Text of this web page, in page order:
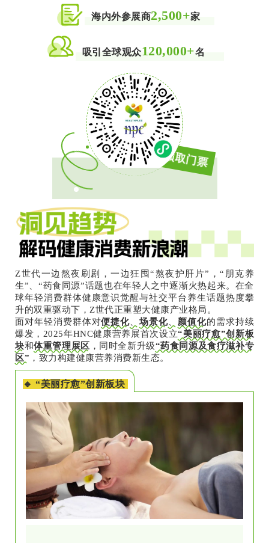
海内外参展商2,500+家
吸引全球观众120,000+名
免费领取门票
Z世代一边熬夜刷剧，一边狂囤“熬夜护肝片”，“朋克养
生”、“药食同源”话题也在年轻人之中逐渐火热起来。在全
球年轻消费群体健康意识觉醒与社交平台养生话题热度攀
升的双重驱动下，Z世代正重塑大健康产业格局。
面对年轻消费群体对便捷化 、场景化 颜值化的需求持续
爆发，2025年HNC健康营养展首次设立“美丽疗愈”创新板
块和体重管理展区 ，同时全新升级“药食同源及食疗滋补专
区” ，致力构建健康营养消费新生态。
🔹 “美丽疗愈”创新板块